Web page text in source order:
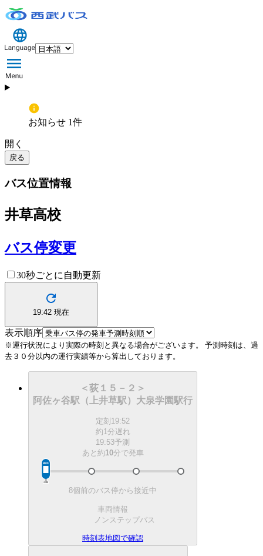
お知らせ 1件
開く
戻る
バス位置情報
井草高校
バス停変更
30秒ごとに自動更新
19:42 現在
表示順序
※運行状況により実際の時刻と異なる場合がございます。 予測時刻は、過
去３０分以内の運行実績等から算出しております。
＜荻１５－２＞
阿佐ヶ谷駅（上井草駅）大泉学園駅行
定刻 19:52
約1分遅れ
19:53予測
あと約10分で発車
8個前のバス停から接近中
車両情報
ノンステップバス
時刻表地図で確認